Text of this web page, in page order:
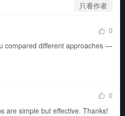
只看作者
0
compared different approaches —
0
are simple but effective. Thanks!